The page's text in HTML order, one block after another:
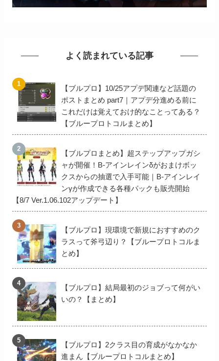
よく読まれている記事
【ブルプロ】10/25アプデ関連など話題の
ポストまとめ part7｜アプデ分進める前に
これだけは覚えておけ的なことってある？
【ブループロトコルまとめ】
【ブルプロまとめ】超ステップアップガシ
ャが開催！B-アインレインδがおまけボッ
クスからの抽選で入手可能｜B-アインレイ
ンγが作成できる各種パックも販売開始
【8/7 Ver.1.06.102アップデート】
【ブルプロ】現環境で新規におすすめのク
ラスって斧弓辺り？【ブループロトコルま
とめ】
【ブルプロ】結局最初のジョブって何がい
いの？【まとめ】
【ブルプロ】2クラス目の育成がなかなか
進まん【ブループロトコルまとめ】